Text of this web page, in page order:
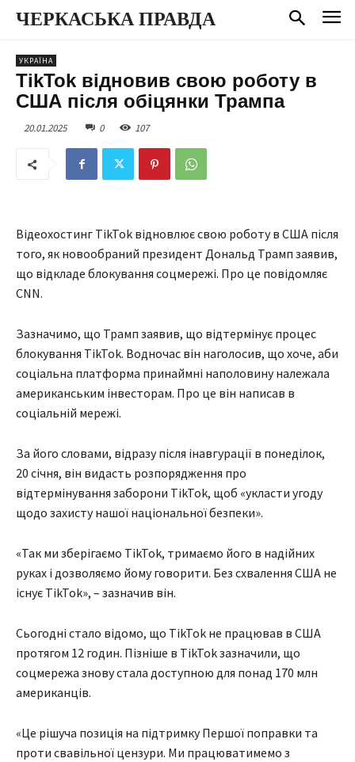
ЧЕРКАСЬКА ПРАВДА
УКРАЇНА
TikTok відновив свою роботу в
США після обіцянки Трампа
20.01.2025 0 107
Відеохостинг TikTok відновлює свою роботу в США після
того, як новообраний президент Дональд Трамп заявив,
що відкладе блокування соцмережі. Про це повідомляє
CNN.
Зазначимо, що Трамп заявив, що відтермінує процес
блокування TikTok. Водночас він наголосив, що хоче, аби
соціальна платформа принаймні наполовину належала
американським інвесторам. Про це він написав в
соціальній мережі.
За його словами, відразу після інавгурації в понеділок,
20 січня, він видасть розпорядження про
відтермінування заборони TikTok, щоб «укласти угоду
щодо захисту нашої національної безпеки».
«Так ми зберігаємо TikTok, тримаємо його в надійних
руках і дозволяємо йому говорити. Без схвалення США не
існує TikTok», – зазначив він.
Сьогодні стало відомо, що TikTok не працював в США
протягом 12 годин. Пізніше в TikTok зазначили, що
соцмережа знову стала доступною для понад 170 млн
американців.
«Це рішуча позиція на підтримку Першої поправки та
проти свавільної цензури. Ми працюватимемо з